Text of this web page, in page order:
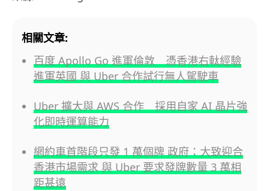
相關文章:
百度 Apollo Go 進軍倫敦 憑香港右軚經驗
進軍英國 與 Uber 合作試行無人駕駛車
Uber 擴大與 AWS 合作 採用自家 AI 晶片強
化即時運算能力
網約車首階段只發 1 萬個牌 政府：大致迎合
香港市場需求 與 Uber 要求發牌數量 3 萬相
距甚遠